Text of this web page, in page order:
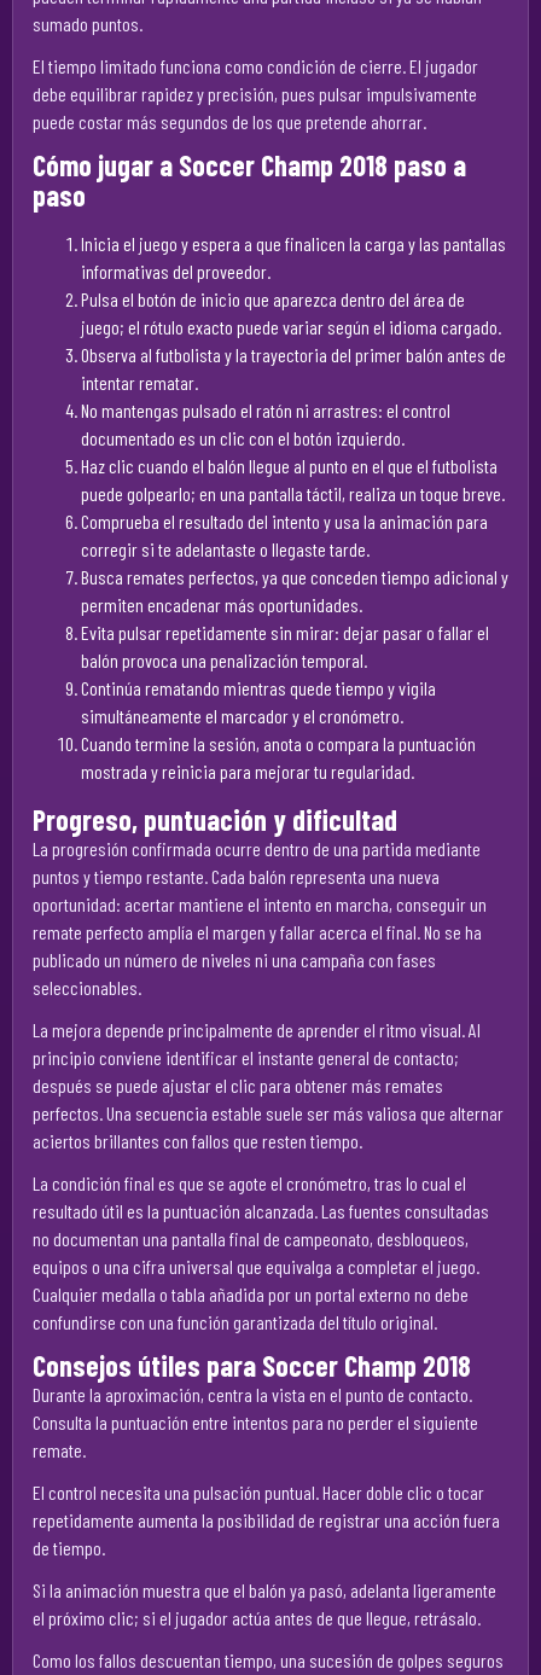
sumado puntos.
El tiempo limitado funciona como condición de cierre. El jugador
debe equilibrar rapidez y precisión, pues pulsar impulsivamente
puede costar más segundos de los que pretende ahorrar.
Cómo jugar a Soccer Champ 2018 paso a
paso
Inicia el juego y espera a que finalicen la carga y las pantallas
informativas del proveedor.
Pulsa el botón de inicio que aparezca dentro del área de
juego; el rótulo exacto puede variar según el idioma cargado.
Observa al futbolista y la trayectoria del primer balón antes de
intentar rematar.
No mantengas pulsado el ratón ni arrastres: el control
documentado es un clic con el botón izquierdo.
Haz clic cuando el balón llegue al punto en el que el futbolista
puede golpearlo; en una pantalla táctil, realiza un toque breve.
Comprueba el resultado del intento y usa la animación para
corregir si te adelantaste o llegaste tarde.
Busca remates perfectos, ya que conceden tiempo adicional y
permiten encadenar más oportunidades.
Evita pulsar repetidamente sin mirar: dejar pasar o fallar el
balón provoca una penalización temporal.
Continúa rematando mientras quede tiempo y vigila
simultáneamente el marcador y el cronómetro.
Cuando termine la sesión, anota o compara la puntuación
mostrada y reinicia para mejorar tu regularidad.
Progreso, puntuación y dificultad
La progresión confirmada ocurre dentro de una partida mediante
puntos y tiempo restante. Cada balón representa una nueva
oportunidad: acertar mantiene el intento en marcha, conseguir un
remate perfecto amplía el margen y fallar acerca el final. No se ha
publicado un número de niveles ni una campaña con fases
seleccionables.
La mejora depende principalmente de aprender el ritmo visual. Al
principio conviene identificar el instante general de contacto;
después se puede ajustar el clic para obtener más remates
perfectos. Una secuencia estable suele ser más valiosa que alternar
aciertos brillantes con fallos que resten tiempo.
La condición final es que se agote el cronómetro, tras lo cual el
resultado útil es la puntuación alcanzada. Las fuentes consultadas
no documentan una pantalla final de campeonato, desbloqueos,
equipos o una cifra universal que equivalga a completar el juego.
Cualquier medalla o tabla añadida por un portal externo no debe
confundirse con una función garantizada del título original.
Consejos útiles para Soccer Champ 2018
Durante la aproximación, centra la vista en el punto de contacto.
Consulta la puntuación entre intentos para no perder el siguiente
remate.
El control necesita una pulsación puntual. Hacer doble clic o tocar
repetidamente aumenta la posibilidad de registrar una acción fuera
de tiempo.
Si la animación muestra que el balón ya pasó, adelanta ligeramente
el próximo clic; si el jugador actúa antes de que llegue, retrásalo.
Como los fallos descuentan tiempo, una sucesión de golpes seguros